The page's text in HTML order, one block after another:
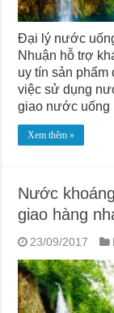
Đại lý nước
Nhuận hỗ trợ
uy tín sản
việc sử dụng
giao nước uống
Xem thêm »
Nước
giao hàng
23/09/2017